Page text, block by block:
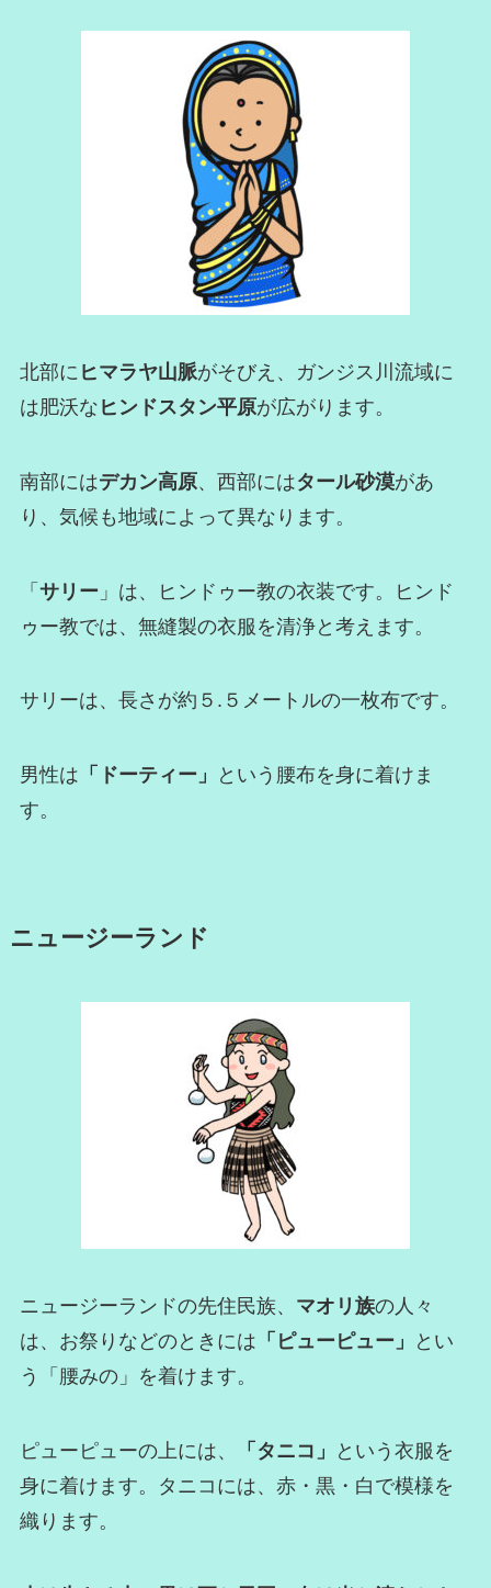
北部に ヒマラヤ山脈がそびえ、ガンジス川流域に
は肥沃な ヒンドスタン平原が広がります。
南部にはデカン高原、西部にはタール砂漠があ
り、気候も地域によって異なります。
「 サリー 」は、ヒンドゥー教の衣装です。ヒンド
ゥー教では、無縫製の衣服を清浄と考えます。
サリーは、長さが約５.５メートルの一枚布です。
男性は 「ドーティー」
という腰布を身に着けま
す。
ニュージーランド
ニュージーランドの先住民族、 マオリ族の人々
は、お祭りなどのときには 「ピューピュー」
とい
う「腰みの」を着けます。
ピューピューの上には、 「タニコ」
という衣服を
身に着けます。タニコには、赤・黒・白で模様を
織ります。